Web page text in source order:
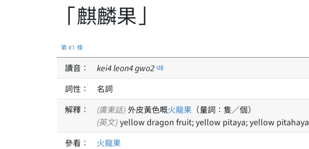
「麒麟果」
第 #1 條
讀音： kei4leon4gwo2
詞性：
名詞
解釋：
(廣東話) 外皮黃色嘅火龍果 （量詞：隻／個）
(英文) yellow dragon fruit; yellow pitaya; yellow pitahaya
參看：
火龍果